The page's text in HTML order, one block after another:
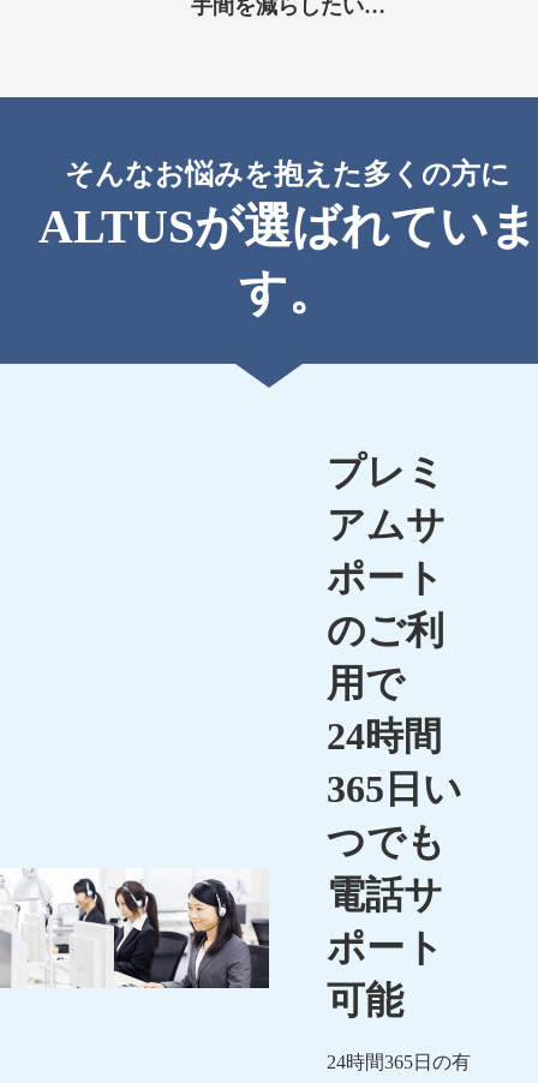
手間を減らしたい…
そんなお悩みを抱えた多くの方に
ALTUSが選ばれていま
す。
プレミ
アムサ
ポート
のご利
用で
24時間
365日い
つでも
電話サ
ポート
可能
24時間365日の有